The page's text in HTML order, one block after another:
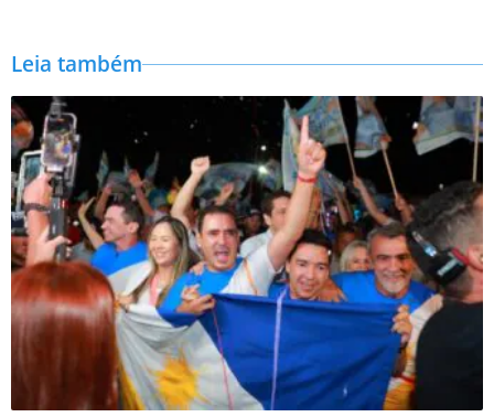
Leia também